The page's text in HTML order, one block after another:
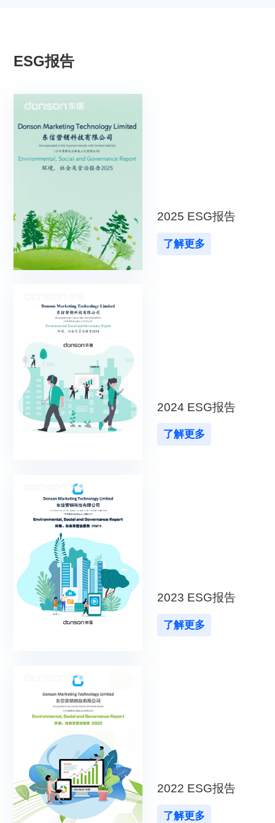
ESG报告
2025 ESG报告
了解更多
2024 ESG报告
了解更多
2023 ESG报告
了解更多
2022 ESG报告
了解更多